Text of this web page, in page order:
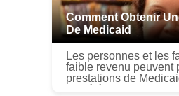
Comment Obtenir
De Medicaid
Les personnes et les
faible revenu peuvent
prestations de
des éléments tels que